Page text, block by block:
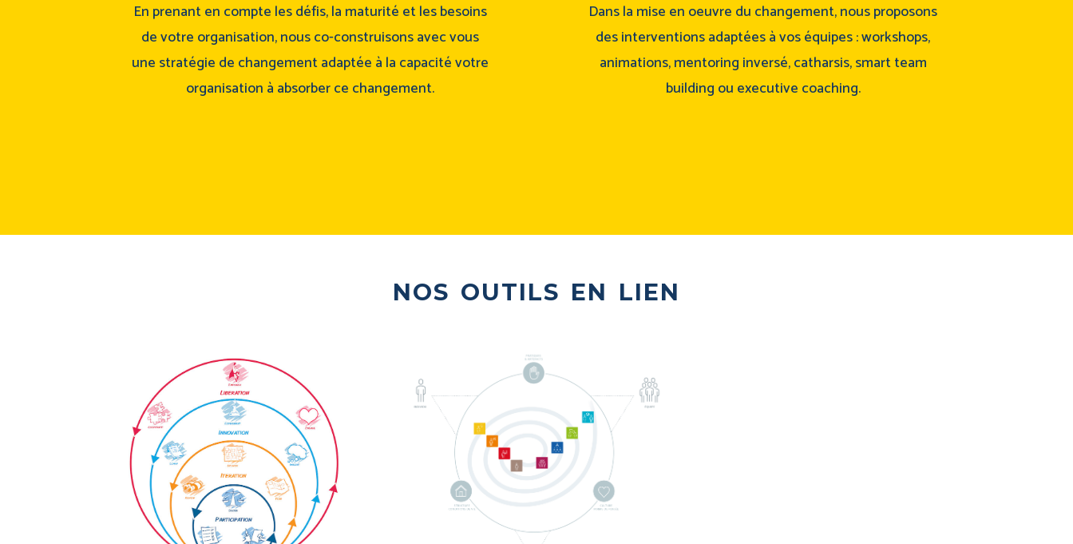
En prenant en compte les défis, la maturité et les besoins
de votre organisation, nous co-construisons avec vous
une stratégie de changement adaptée à la capacité votre
organisation à absorber ce changement.
Dans la mise en oeuvre du changement, nous proposons
des interventions adaptées à vos équipes : workshops,
animations, mentoring inversé, catharsis, smart team
building ou executive coaching.
nos outils en lien